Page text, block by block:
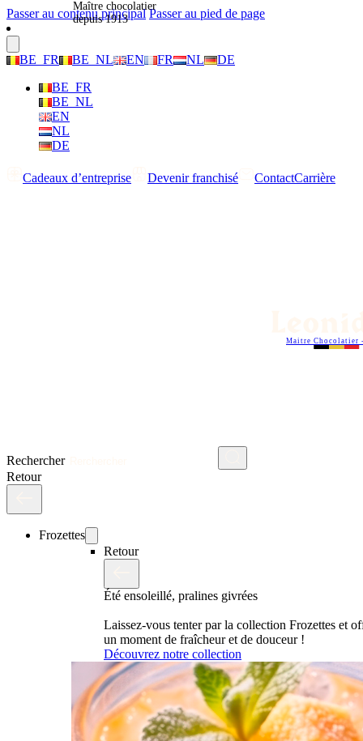
Passer au contenu principal Passer au pied de page
BE_FR BE_NL EN FR NL
DE
BE_FR
BE_NL
EN
NL
DE
Cadeaux d’entreprise Devenir franchisé ContactCarrière
Rechercher
Maitre Chocolatier
Retour
Frozettes
Retour
Été ensoleillé, pralines givrées
Laissez-vous tenter par la collection Frozettes et
un moment de fraîcheur et de douceur !
Découvrez notre collection
Maître chocolatier
depuis 1913